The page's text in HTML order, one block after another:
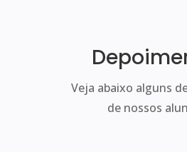
Veja abaixo alguns
de nossos